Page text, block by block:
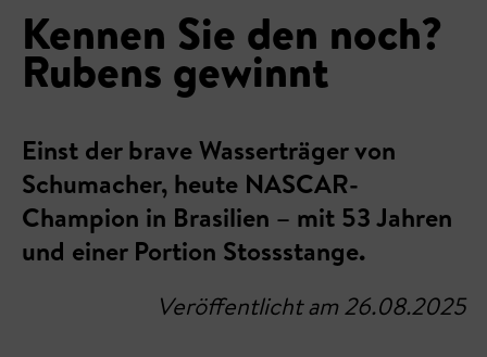
Kennen Sie den noch?
Rubens gewinnt
Einst der brave Wasserträger von
Schumacher, heute NASCAR-
Champion in Brasilien – mit 53 Jahren
und einer Portion Stossstange.
Veröffentlicht am 26.08.2025